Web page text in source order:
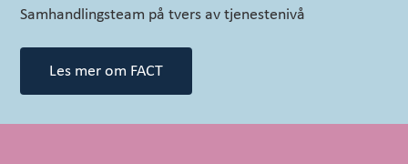
Samhandlingsteam på tvers av tjenestenivå
Les mer om FACT